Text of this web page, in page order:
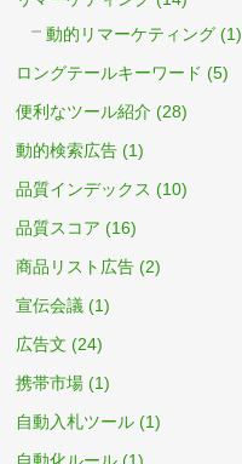
動的リマーケティング (1)
ロングテールキーワード (5)
便利なツール紹介 (28)
動的検索広告 (1)
品質インデックス (10)
品質スコア (16)
商品リスト広告 (2)
宣伝会議 (1)
広告文 (24)
携帯市場 (1)
自動入札ツール (1)